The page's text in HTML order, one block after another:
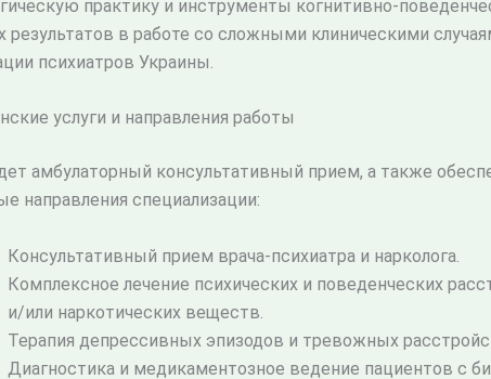
практику и инструменты когнитивно-
результатов в работе со сложными клиническими
психиатров Украины.
услуги и направления работы
амбулаторный консультативный прием, а также
направления специализации:
Консультативный прием врача-психиатра и нарколога.
Комплексное лечение психических и поведенческих
и/или наркотических веществ.
Терапия депрессивных эпизодов и тревожных
Диагностика и медикаментозное ведение пациентов с